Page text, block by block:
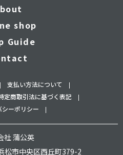
shop
Guide
支払い方法について
定商取引法に基づく表記
シーポリシー
社 蒲公英
松市中央区西丘町379-2